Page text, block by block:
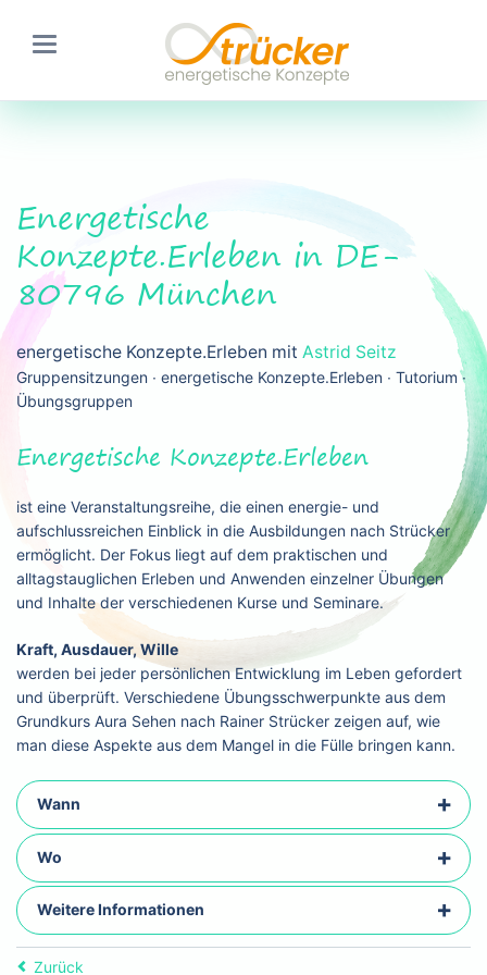
Energetische
Konzepte.Erleben in DE-
80796 München
energetische Konzepte.Erleben mitAstrid Seitz
Gruppensitzungen ∙ energetische Konzepte.Erleben ∙ Tutorium ∙
Übungsgruppen
Energetische Konzepte.Erleben
ist eine Veranstaltungsreihe, die einen energie- und
aufschlussreichen Einblick in die Ausbildungen nach Strücker
ermöglicht. Der Fokus liegt auf dem praktischen und
alltagstauglichen Erleben und Anwenden einzelner Übungen
und Inhalte der verschiedenen Kurse und Seminare.
Kraft, Ausdauer, Wille
werden bei jeder persönlichen Entwicklung im Leben gefordert
und überprüft. Verschiedene Übungsschwerpunkte aus dem
Grundkurs Aura Sehen nach Rainer Strücker zeigen auf, wie
man diese Aspekte aus dem Mangel in die Fülle bringen kann.
Wann
Wo
Weitere Informationen
Zurück